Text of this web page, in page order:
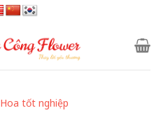
Hoa tốt nghiệp